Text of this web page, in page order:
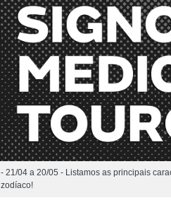
- 21/04 a 20/05 - Listamos as principais
zodíaco!